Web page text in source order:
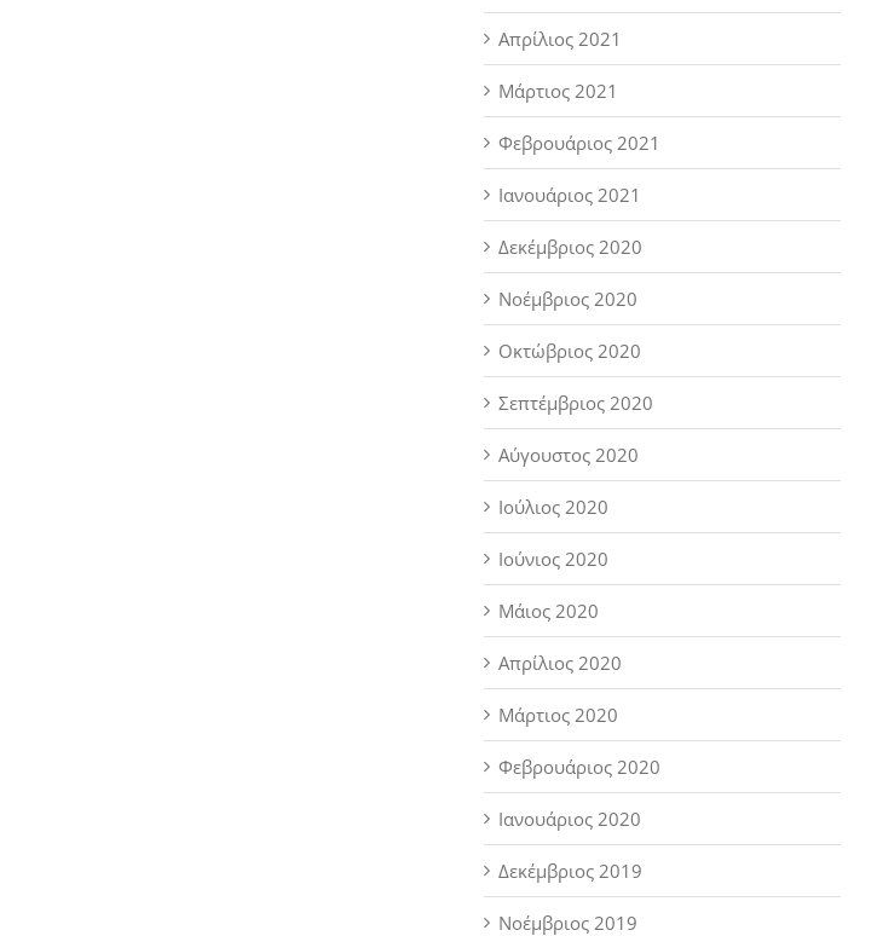
Απρίλιος 2021
Μάρτιος 2021
Φεβρουάριος 2021
Ιανουάριος 2021
Δεκέμβριος 2020
Νοέμβριος 2020
Οκτώβριος 2020
Σεπτέμβριος 2020
Αύγουστος 2020
Ιούλιος 2020
Ιούνιος 2020
Μάιος 2020
Απρίλιος 2020
Μάρτιος 2020
Φεβρουάριος 2020
Ιανουάριος 2020
Δεκέμβριος 2019
Νοέμβριος 2019